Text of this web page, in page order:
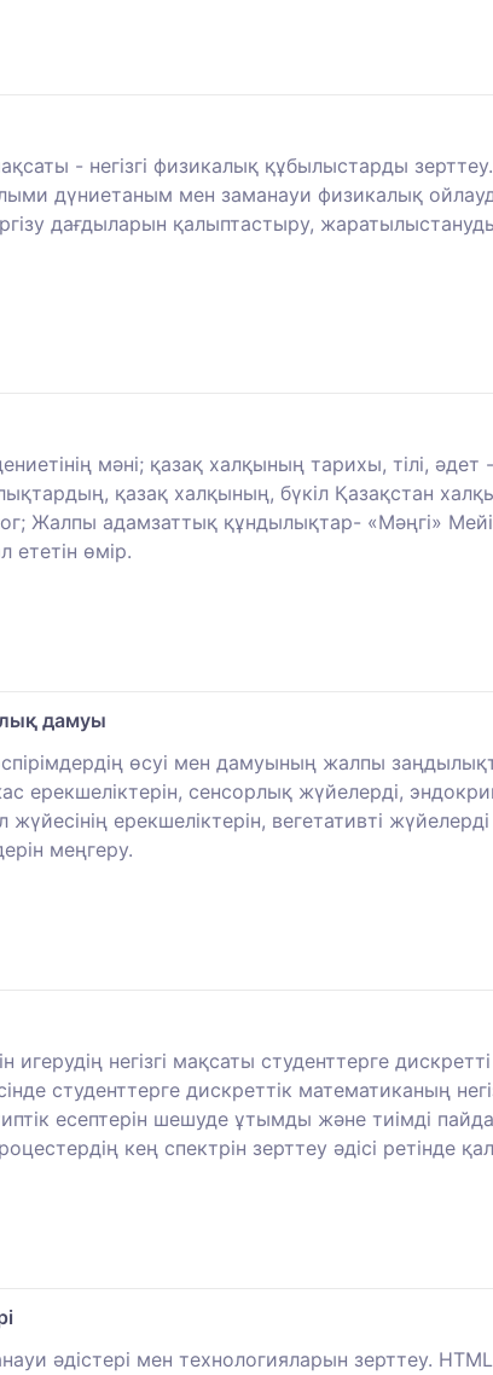
- негізгі физикалық құбылыстарды
дүниетаным мен заманауи физикалық
дағдыларын қалыптастыру,
мәні; қазақ халқының тарихы, тілі, әдет
қазақ халқының, бүкіл Қазақстан
Жалпы адамзаттық құндылықтар- «Мәңгі»
өмір.
дамуы
өсуі мен дамуының жалпы
ерекшеліктерін, сенсорлық жүйелерді,
жүйесінің ерекшеліктерін, вегетативті
меңгеру.
игерудің негізгі мақсаты студенттерге
студенттерге дискреттік математиканың
есептерін шешуде ұтымды және тиімді
кең спектрін зерттеу әдісі ретінде
әдістері мен технологияларын зерттеу.